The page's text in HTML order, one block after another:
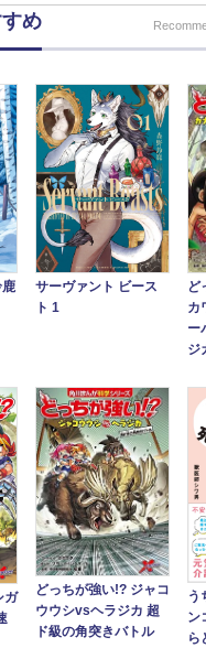
め
サーヴァント ビース
ト 1
ど
カ
ー
ジ
ガ
どっちが強い!? ジャコ
ウウシvsヘラジカ 超
ド級の角突きバトル
う
ン
ら